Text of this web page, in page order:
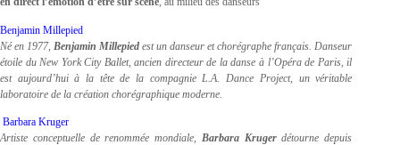
Benjamin Millepied
Né en 1977, Benjamin Millepied est un danseur et chorégraphe français. Danseur
étoile du New York City Ballet, ancien directeur de la danse à l’Opéra de Paris, il
est aujourd’hui à la tête de la compagnie L.A. Dance Project, un véritable
laboratoire de la création chorégraphique moderne.
Barbara Kruger
Artiste conceptuelle de renommée mondiale, Barbara Krugerdétourne depuis